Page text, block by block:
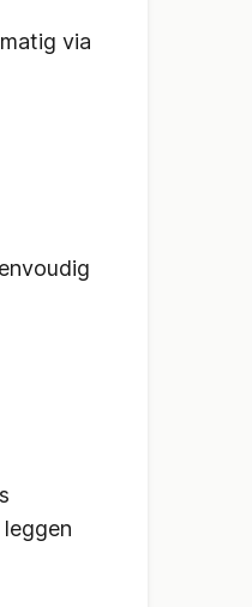
via